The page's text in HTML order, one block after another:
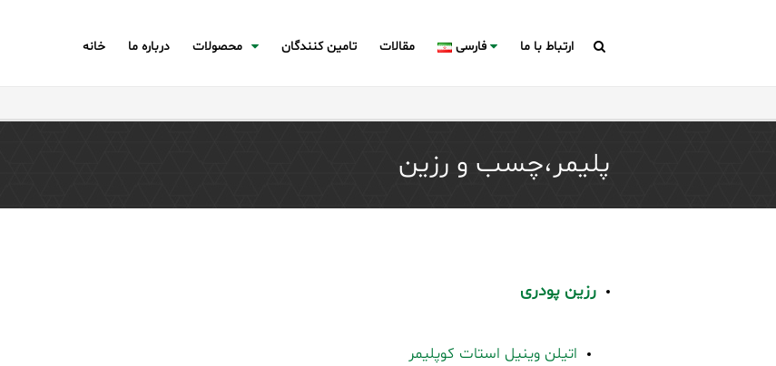
خانه درباره ما محصولات تامین کنندگان مقالات فارسی ارتباط با ما
پلیمر،چسب و رزین
رزین پودری
اتیلن وینیل استات کوپلیمر